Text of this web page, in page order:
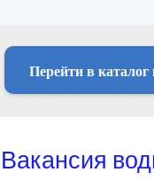
Перейти в каталог
Вакансия